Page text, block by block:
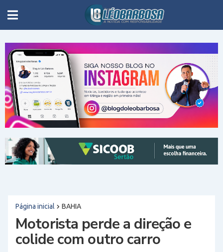
Página inicial BAHIA
Motorista perde a direção e
colide com outro carro